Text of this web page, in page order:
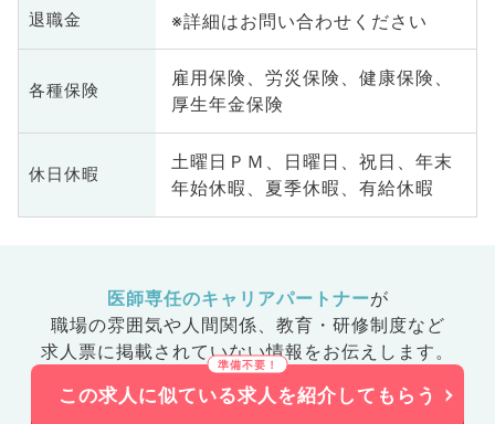
退職金 ※詳細はお問い合わせください
各種保険
雇用保険、労災保険、健康保険、
厚生年金保険
休日休暇
土曜日ＰＭ、日曜日、祝日、年末
年始休暇、夏季休暇、有給休暇
医師専任のキャリアパートナーが
職場の雰囲気や人間関係、 教育・研修制度など
求人票に掲載されていない情報をお伝えします。
この求人に似ている求人を紹介してもらう